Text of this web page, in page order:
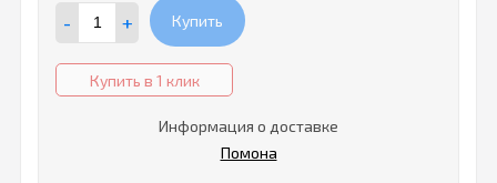
- + Купить
Купить в 1 клик
Информация о доставке
Помона